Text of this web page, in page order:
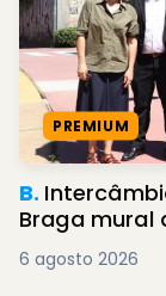
PREMIUM
B. Intercâmbio
Braga mural
6 agosto 2026